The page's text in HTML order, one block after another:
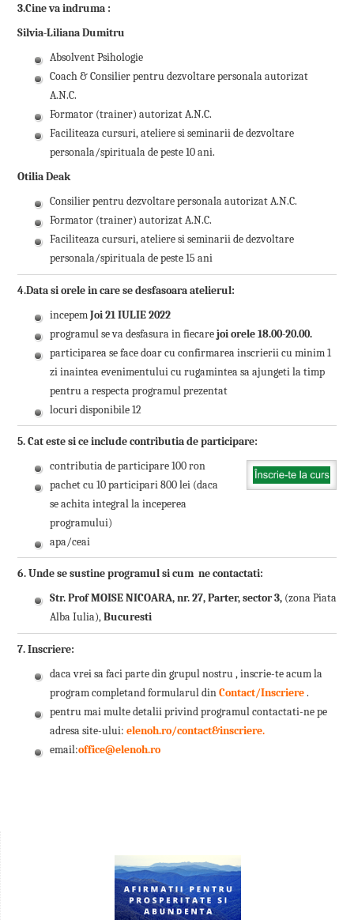
3.Cine va indruma :
Silvia-Liliana Dumitru
Absolvent Psihologie
Coach & Consilier pentru dezvoltare personala autorizat
A.N.C.
Formator (trainer) autorizat A.N.C.
Faciliteaza cursuri, ateliere si seminarii de dezvoltare
personala/spirituala de peste 10 ani.
Otilia Deak
Consilier pentru dezvoltare personala autorizat A.N.C.
Formator (trainer) autorizat A.N.C.
Faciliteaza cursuri, ateliere si seminarii de dezvoltare
personala/spirituala de peste 15 ani
4.Data si orele in care se desfasoara atelierul:
incepemJoi 21 IULIE 2022
programul se va desfasura in fiecarejoi orele 18.00-20.00.
participarea se face doar cu confirmarea inscrierii cu minim 1
zi inaintea evenimentului cu rugamintea sa ajungeti la timp
pentru a respecta programul prezentat
locuri disponibile 12
5. Cat este si ce include contributia de participare:
contributia de participare 100 ron
pachet cu 10 participari 800 lei (daca
se achita integral la inceperea
programului)
apa/ceai
6. Unde se sustine programul si cum ne contactati:
Str. Prof MOISE NICOARA, nr. 27, Parter, sector 3, (zona Piata
Alba Iulia),Bucuresti
7. Inscriere:
daca vrei sa faci parte din grupul nostru , inscrie-te acum la
program completand formularul dinContact/Inscriere.
pentru mai multe detalii privind programul contactati-ne pe
adresa site-ului:elenoh.ro/contact&inscriere.
email:office@elenoh.ro